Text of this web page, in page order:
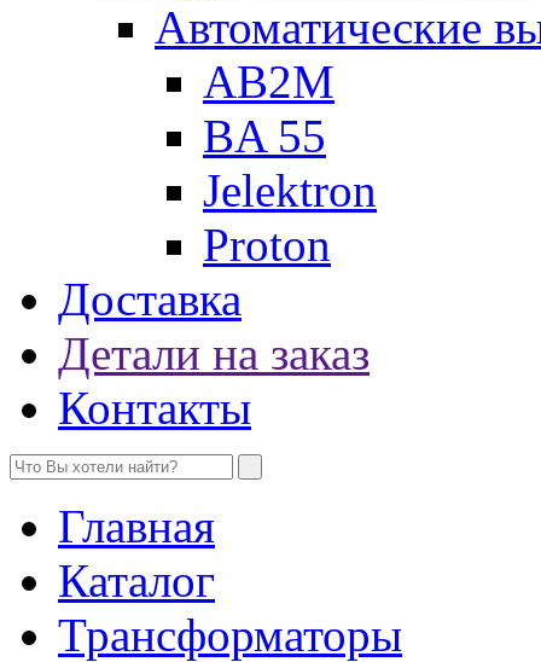
Автоматические
AB2M
BA 55
Jelektron
Proton
Доставка
Детали на заказ
Контакты
Главная
Каталог
Трансформаторы